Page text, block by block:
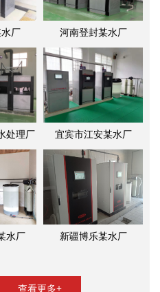
查看更多+
厂 河南登封某水厂
处理厂 宜宾市江安某水厂
水厂 新疆博乐某水厂